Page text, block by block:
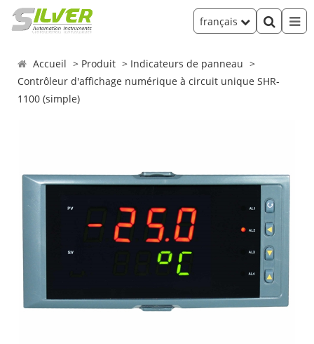
français
Accueil Produit
Indicateurs de panneau
Contrôleur d'affichage numérique à circuit unique SHR-
1100 (simple)